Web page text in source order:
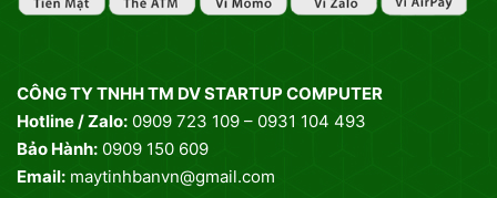
CÔNG TY TNHH TM DV STARTUP COMPUTER
Hotline / Zalo: 0909 723 109 – 0931 104 493
Bảo Hành: 0909 150 609
Email: maytinhbanvn@gmail.com